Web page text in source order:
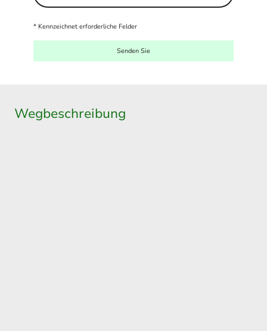
* Kennzeichnet erforderliche Felder
Senden Sie
Wegbeschreibung